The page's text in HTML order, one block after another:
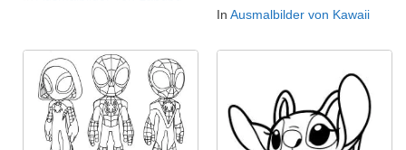
In Ausmalbilder von Kawaii